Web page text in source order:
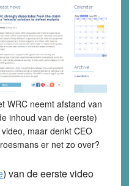
WRC neemt afstand van
inhoud van de (eerste)
video, maar denkt CEO
er net zo over?
) van de eerste video